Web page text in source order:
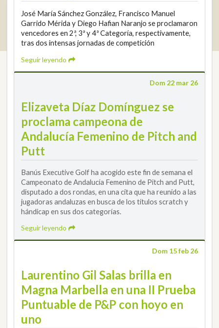
José María Sánchez González, Francisco Manuel
Garrido Mérida y Diego Hafian Naranjo se proclamaron
vencedores en 2ª, 3ª y 4ª Categoría, respectivamente,
tras dos intensas jornadas de competición
Seguir leyendo
Dom 22 mar 26
Elizaveta Díaz Domínguez se
proclama campeona de
Andalucía Femenino de Pitch and
Putt
Banús Executive Golf ha acogido este fin de semana el
Campeonato de Andalucía Femenino de Pitch and Putt,
disputado a dos rondas, en una cita que ha reunido a las
jugadoras andaluzas en busca de los títulos scratch y
hándicap en sus dos categorías.
Seguir leyendo
Dom 15 feb 26
Laurentino Gil Salas brilla en
Magna Marbella en una II Prueba
Puntuable de P&P con hoyo en
uno
2026 © Real Federación Andaluza de Golf
Política de Privacidad
Política de Cookies
Aviso legal
© DarkSky
Widget de competiciones
Login